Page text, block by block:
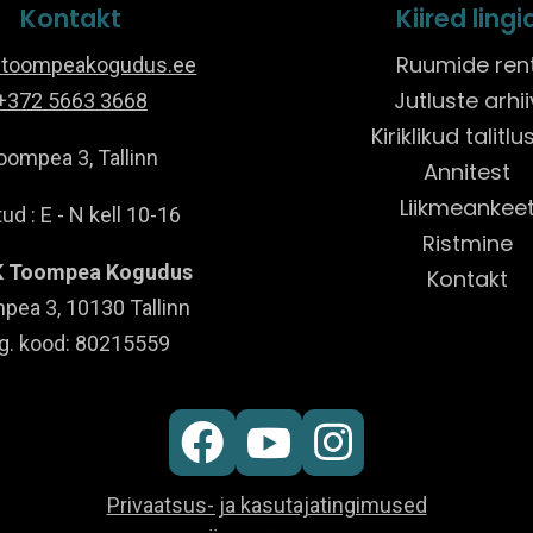
Kontakt
5663 3668
3, Tallinn
: E - N kell 10-16
Toompea Kogudus
3, 10130 Tallinn
kood: 80215559
Kiired
Ruumide
Jutluste
Kiriklikud
Annitest
Liikmeankeet
Ristmine
Kontakt
  
Privaatsus- ja kasutajatingimused